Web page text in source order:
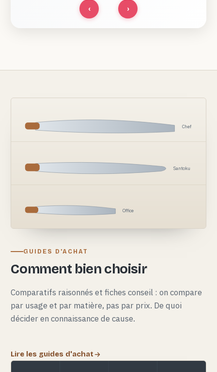
‹ ›
Chef
Santoku
Office
GUIDES D'ACHAT
Comment bien choisir
Comparatifs raisonnés et fiches conseil : on compare
par usage et par matière, pas par prix. De quoi
décider en connaissance de cause.
Lire les guides d'achat